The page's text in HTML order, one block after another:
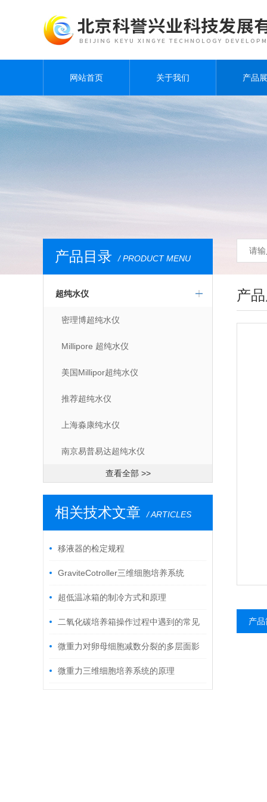
网站首页 关于我们 产品
产品目录 / PRODUCT MENU
超纯水仪
密理博超纯水仪
Millipore 超纯水仪
美国Millipor超纯水仪
推荐超纯水仪
上海淼康纯水仪
南京易普易达超纯水仪
查看全部 >>
相关技术文章 / ARTICLES
移液器的检定规程
GraviteCotroller三维细胞培养系统
超低温冰箱的制冷方式和原理
二氧化碳培养箱操作过程中遇到的常见
问题问答
微重力对卵母细胞减数分裂的多层面影
响及机制分析
微重力三维细胞培养系统的原理
产
产